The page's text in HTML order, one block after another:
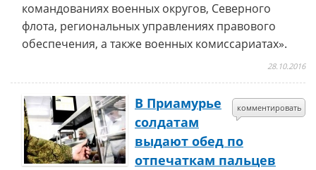
командованиях военных округов, Северного
флота, региональных управлениях правового
обеспечения, а также военных комиссариатах».
28.10.2016
комментировать
В Приамурье
солдатам
выдают обед по
отпечаткам пальцев